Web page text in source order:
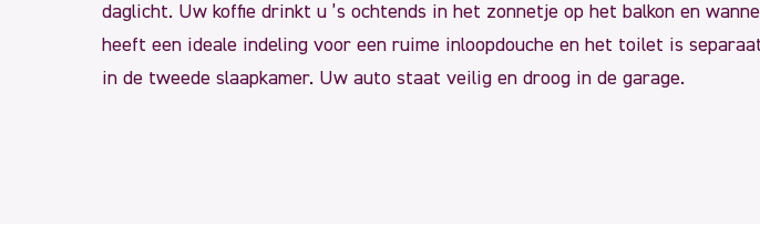
daglicht. Uw koffie drinkt u ’s ochtends in het zonnetje op het balkon en
heeft een ideale indeling voor een ruime inloopdouche en het toilet is
in de tweede slaapkamer. Uw auto staat veilig en droog in de garage.